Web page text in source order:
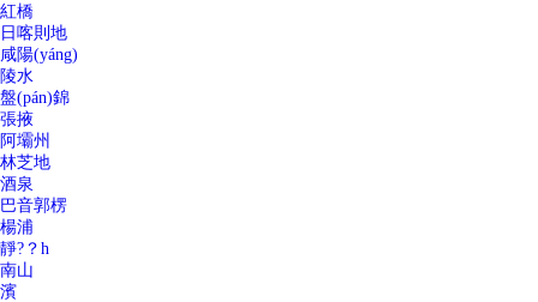
紅橋
日喀則地
咸陽(yáng)
陵水
盤(pán)錦
張掖
阿壩州
林芝地
酒泉
巴音郭楞
楊浦
靜?？h
南山
濱